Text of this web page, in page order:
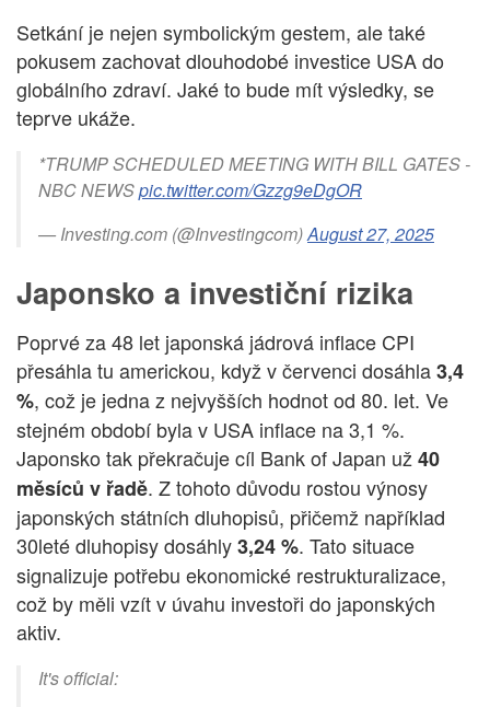
Setkání je nejen symbolickým gestem, ale také
pokusem zachovat dlouhodobé investice USA do
globálního zdraví. Jaké to bude mít výsledky, se
teprve ukáže.
*TRUMP SCHEDULED MEETING WITH BILL GATES -
NBC NEWSpic.twitter.com/Gzzg9eDgOR
— Investing.com (@Investingcom)August 27, 2025
Japonsko a investiční rizika
Poprvé za 48 let japonská jádrová inflace CPI
přesáhla tu americkou, když v červenci dosáhla3,4
%, což je jedna z nejvyšších hodnot od 80. let. Ve
stejném období byla v USA inflace na 3,1 %.
Japonsko tak překračuje cíl Bank of Japan už 40
měsíců v řadě. Z tohoto důvodu rostou výnosy
japonských státních dluhopisů, přičemž například
30leté dluhopisy dosáhly3,24 %. Tato situace
signalizuje potřebu ekonomické restrukturalizace,
což by měli vzít v úvahu investoři do japonských
aktiv.
It's official: